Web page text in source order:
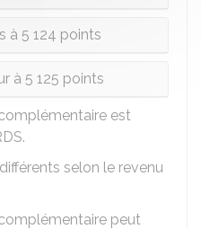
à 5 124 points
à 5 125 points
est
.
selon le revenu
peut